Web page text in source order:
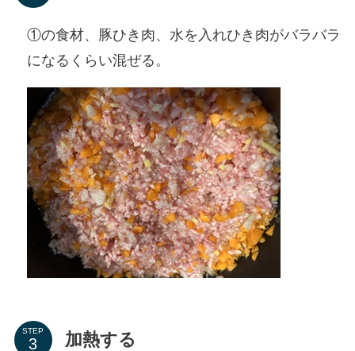
①の食材、豚ひき肉、水を入れひき肉がバラバラ
になるくらい混ぜる。
STEP 加熱する